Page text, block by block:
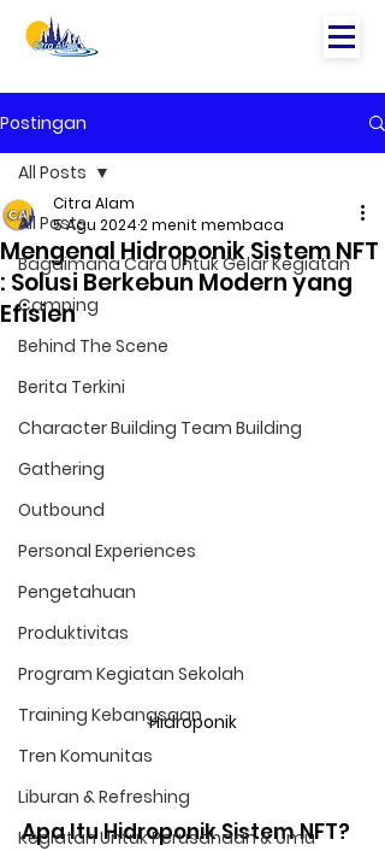
Postingan
All Posts
Bagaimana Cara Untuk Gelar Kegiatan
Camping
Behind The Scene
Berita Terkini
Character Building Team Building
Gathering
Outbound
Personal Experiences
Pengetahuan
Produktivitas
Program Kegiatan Sekolah
Training Kebangsaan
Tren Komunitas
Liburan & Refreshing
Kegiatan Untuk Perusahaan & Umu
All Posts
Mengenal Hidroponik Sistem NFT
: Solusi Berkebun Modern yang
Efisien
Citra Alam
5 Agu 20242 menit membaca
Hidroponik
Apa Itu Hidroponik Sistem NFT?